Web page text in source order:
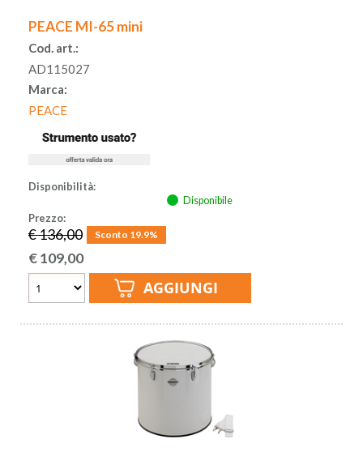
PEACE MI-65 mini
Cod. art.:
AD115027
Marca:
PEACE
Disponibilità:
Disponibile
Prezzo:
€ 136,00 Sconto 19.9%
€109,00